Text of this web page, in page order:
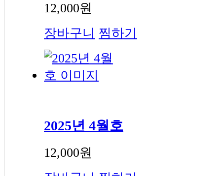
12,000원
장바구니 찜하기
2025년 4월호
12,000원